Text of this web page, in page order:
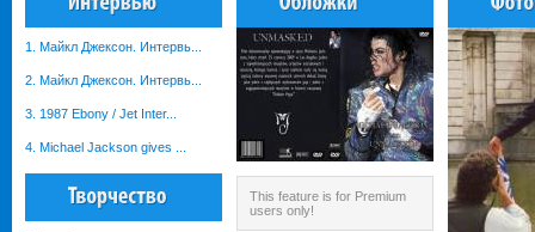
1. Майкл Джексон. Интервь...
2. Майкл Джексон. Интервь...
3. 1987 Ebony / Jet Inter...
4. Michael Jackson gives ...
This feature is for Premium
users only!